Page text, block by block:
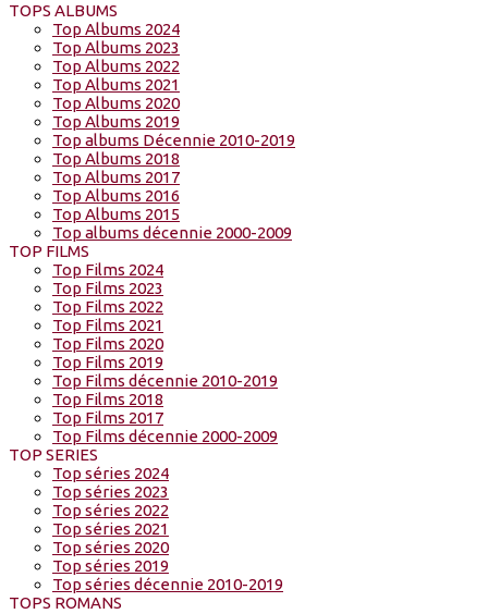
TOPS ALBUMS
Top Albums 2024
Top Albums 2023
Top Albums 2022
Top Albums 2021
Top Albums 2020
Top Albums 2019
Top albums Décennie 2010-2019
Top Albums 2018
Top Albums 2017
Top Albums 2016
Top Albums 2015
Top albums décennie 2000-2009
TOP FILMS
Top Films 2024
Top Films 2023
Top Films 2022
Top Films 2021
Top Films 2020
Top Films 2019
Top Films décennie 2010-2019
Top Films 2018
Top Films 2017
Top Films décennie 2000-2009
TOP SERIES
Top séries 2024
Top séries 2023
Top séries 2022
Top séries 2021
Top séries 2020
Top séries 2019
Top séries décennie 2010-2019
TOPS ROMANS